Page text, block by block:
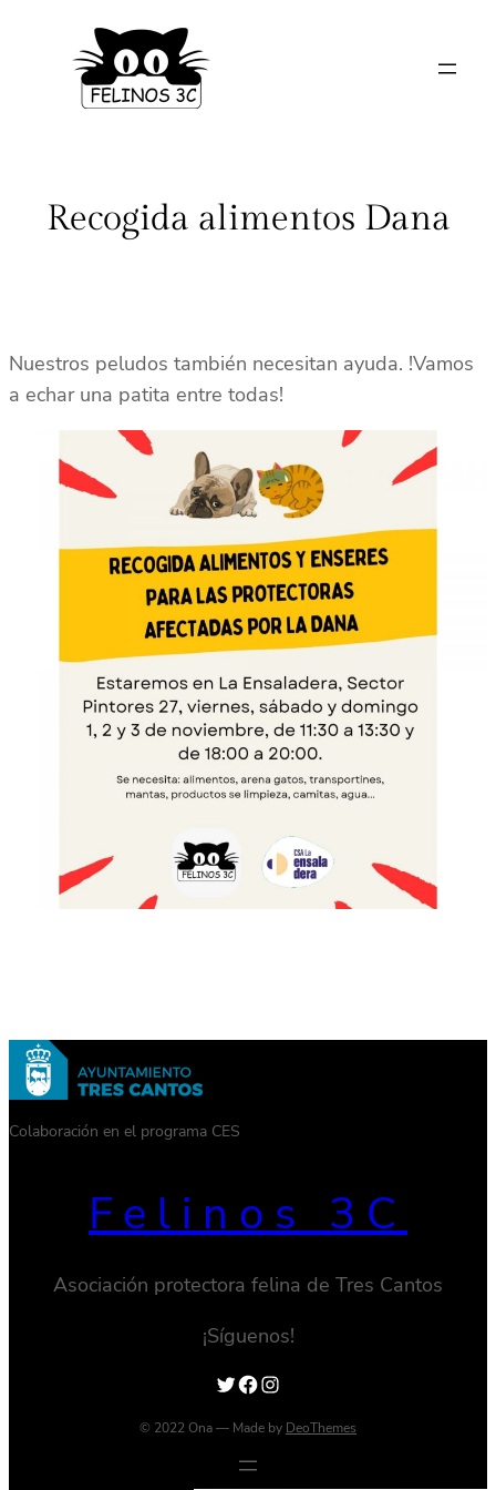
contenido
Recogida alimentos Dana
Nuestros peludos también necesitan ayuda. !Vamos
a echar una patita entre todas!
Colaboración en el programa CES
Felinos 3C
Asociación protectora felina de Tres Cantos
¡Síguenos!
Twitter Facebook Instagram
© 2022 Ona — Made by DeoThemes